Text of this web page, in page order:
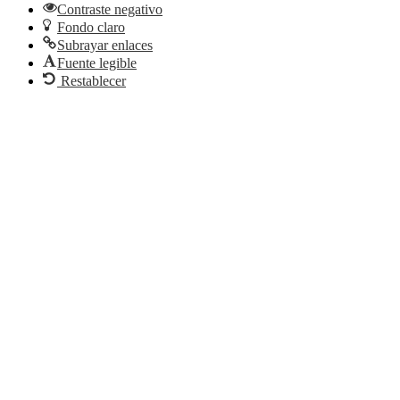
Contraste negativo
Fondo claro
Subrayar enlaces
Fuente legible
Restablecer